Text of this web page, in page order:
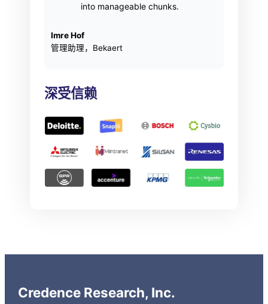
into manageable chunks.
Imre Hof
管理助理，Bekaert
深受信赖
Credence Research, Inc.